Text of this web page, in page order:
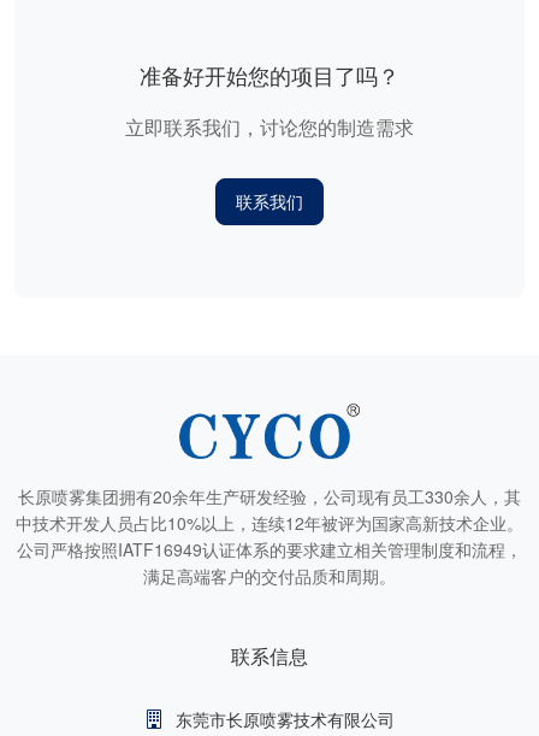
准备好开始您的项目了吗？
立即联系我们，讨论您的制造需求
联系我们
长原喷雾集团拥有20余年生产研发经验，公司现有员工330余人，其
中技术开发人员占比10%以上，连续12年被评为国家高新技术企业。
公司严格按照IATF16949认证体系的要求建立相关管理制度和流程，
满足高端客户的交付品质和周期。
联系信息
东莞市长原喷雾技术有限公司